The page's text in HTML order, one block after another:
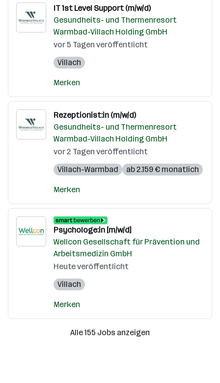
IT 1st Level Support (m/w/d)
Gesundheits- und Thermenresort
Warmbad-Villach Holding GmbH
vor 5 Tagen veröffentlicht
Villach
Merken
Rezeptionist:in (m/w/d)
Gesundheits- und Thermenresort
Warmbad-Villach Holding GmbH
vor 2 Tagen veröffentlicht
Villach-Warmbad
ab 2.159 € monatlich
Merken
Psychologe:in [m/w/d]
Wellcon Gesellschaft für Prävention und
Arbeitsmedizin GmbH
Heute veröffentlicht
Villach
Merken
Alle 155 Jobs anzeigen